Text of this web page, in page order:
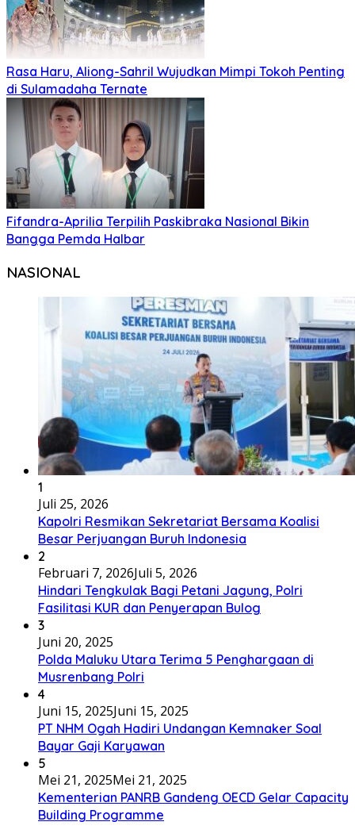
Rasa Haru, Aliong-Sahril Wujudkan Mimpi Tokoh Penting
di Sulamadaha Ternate
Fifandra-Aprilia Terpilih Paskibraka Nasional Bikin
Bangga Pemda Halbar
NASIONAL
1
Juli 25, 2026
Kapolri Resmikan Sekretariat Bersama Koalisi
Besar Perjuangan Buruh Indonesia
2
Februari 7, 2026Juli 5, 2026
Hindari Tengkulak Bagi Petani Jagung, Polri
Fasilitasi KUR dan Penyerapan Bulog
3
Juni 20, 2025
Polda Maluku Utara Terima 5 Penghargaan di
Musrenbang Polri
4
Juni 15, 2025Juni 15, 2025
PT NHM Ogah Hadiri Undangan Kemnaker Soal
Bayar Gaji Karyawan
5
Mei 21, 2025Mei 21, 2025
Kementerian PANRB Gandeng OECD Gelar Capacity
Building Programme